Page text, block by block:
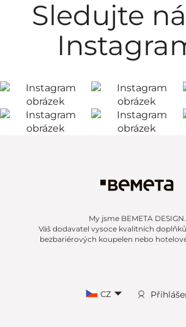
Sledujte
My jsme BEMETA DESIGN.
Váš dodavatel vysoce kvalitních
bezbariérových koupelen nebo
CZ